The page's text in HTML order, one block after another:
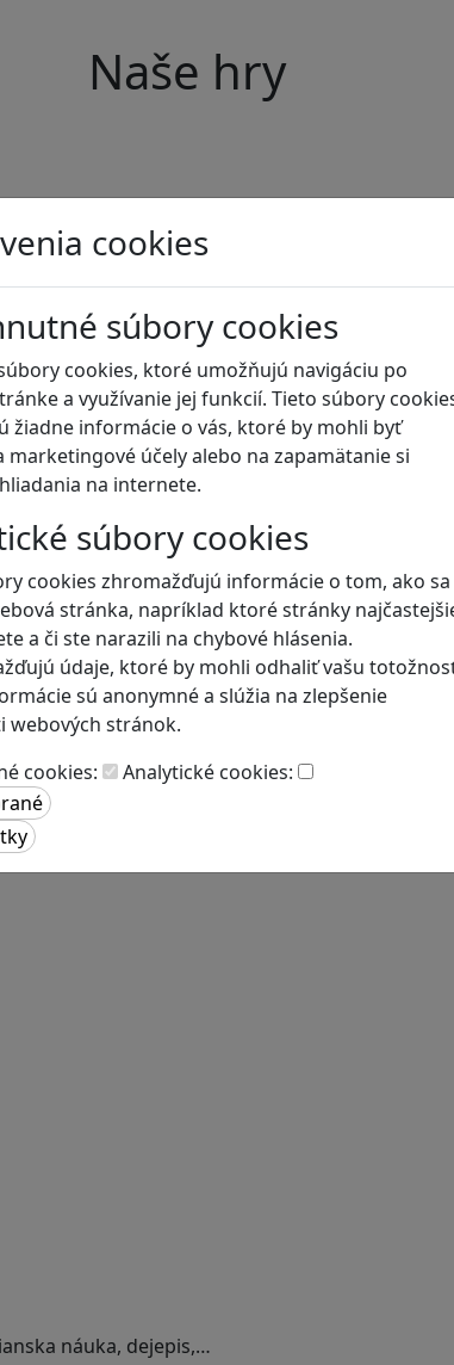
cookies
súbory cookies
cookies, ktoré umožňujú navigáciu po
a využívanie jej funkcií. Tieto súbory
žiadne informácie o vás, ktoré by mohli byť
marketingové účely alebo na zapamätanie si
na internete.
súbory cookies
cookies zhromažďujú informácie o tom, ako sa
stránka, napríklad ktoré stránky
a či ste narazili na chybové hlásenia.
údaje, ktoré by mohli odhaliť vašu
sú anonymné a slúžia na zlepšenie
webových stránok.
cookies:
Analytické cookies:
Naše hry
náuka, dejepis,…